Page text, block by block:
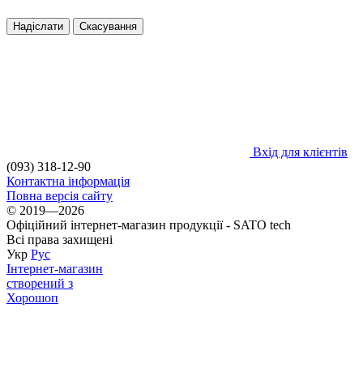
Надіслати Скасування
Вхід для клієнтів
(093) 318-12-90
Контактна інформація
Повна версія сайту
© 2019—2026
Офіційний інтернет-магазин продукції - SATO tech
Всі права захищені
Укр Рус
Інтернет-магазин
створений з
Хорошоп